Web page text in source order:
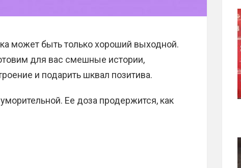
может быть только хороший выходной.
для вас смешные истории,
и подарить шквал позитива.
Ее доза продержится, как